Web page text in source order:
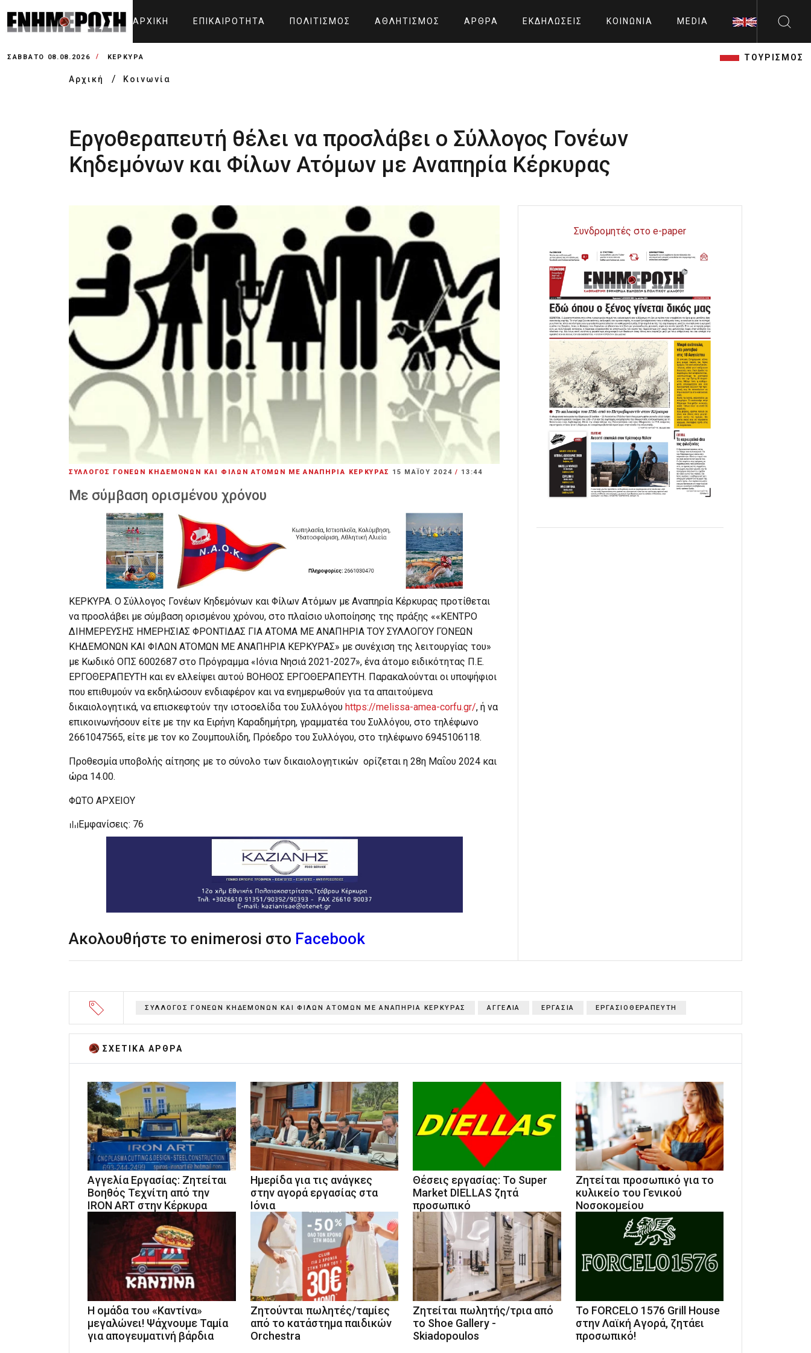
ΑΡΧΙΚΉ ΕΠΙΚΑΙΡΌΤΗΤΑ ΠΟΛΙΤΙΣΜΌΣ ΑΘΛΗΤΙΣΜΌΣ ΆΡΘΡΑ ΕΚΔΗΛΏΣΕΙΣ ΚΟΙΝΩΝΊΑ MEDIA
ΣΆΒΒΑΤΟ 08.08.2026 ΚΕΡΚΥΡΑ ΤΟΥΡΙΣΜΟΣ
Αρχική Κοινωνία
Εργοθεραπευτή θέλει να προσλάβει ο Σύλλογος Γονέων
Κηδεμόνων και Φίλων Ατόμων με Αναπηρία Κέρκυρας
ΣΥΛΛΟΓΟΣ ΓΟΝΕΩΝ ΚΗΔΕΜΟΝΩΝ ΚΑΙ ΦΙΛΩΝ ΑΤΟΜΩΝ ΜΕ ΑΝΑΠΗΡΙΑ ΚΕΡΚΥΡΑΣ 15 ΜΑΪ́ΟΥ 2024 / 13:44
Με σύμβαση ορισμένου χρόνου
ΚΕΡΚΥΡΑ. Ο Σύλλογος Γονέων Κηδεμόνων και Φίλων Ατόμων με Αναπηρία Κέρκυρας προτίθεται
να προσλάβει με σύμβαση ορισμένου χρόνου, στο πλαίσιο υλοποίησης της πράξης ««ΚΕΝΤΡΟ
ΔΙΗΜΕΡΕΥΣΗΣ ΗΜΕΡΗΣΙΑΣ ΦΡΟΝΤΙΔΑΣ ΓΙΑ ΑΤΟΜΑ ΜΕ ΑΝΑΠΗΡΙΑ ΤΟΥ ΣΥΛΛΟΓΟΥ ΓΟΝΕΩΝ
ΚΗΔΕΜΟΝΩΝ ΚΑΙ ΦΙΛΩΝ ΑΤΟΜΩΝ ΜΕ ΑΝΑΠΗΡΙΑ ΚΕΡΚΥΡΑΣ» με συνέχιση της λειτουργίας του»
με Κωδικό ΟΠΣ 6002687 στο Πρόγραμμα «Ιόνια Νησιά 2021-2027», ένα άτομο ειδικότητας Π.Ε.
ΕΡΓΟΘΕΡΑΠΕΥΤΗ και εν ελλείψει αυτού ΒΟΗΘΟΣ ΕΡΓΟΘΕΡΑΠΕΥΤΗ. Παρακαλούνται οι υποψήφιοι
που επιθυμούν να εκδηλώσουν ενδιαφέρον και να ενημερωθούν για τα απαιτούμενα
δικαιολογητικά, να επισκεφτούν την ιστοσελίδα του Συλλόγου https://melissa-amea-corfu.gr/, ή να
επικοινωνήσουν είτε με την κα Ειρήνη Καραδημήτρη, γραμματέα του Συλλόγου, στο τηλέφωνο
2661047565, είτε με τον κο Ζουμπουλίδη, Πρόεδρο του Συλλόγου, στο τηλέφωνο 6945106118.
Προθεσμία υποβολής αίτησης με το σύνολο των δικαιολογητικών ορίζεται η 28η Μαΐου 2024 και
ώρα 14.00.
ΦΩΤΟ ΑΡΧΕΙΟΥ
Εμφανίσεις: 76
Ακολουθήστε το enimerosi στο Facebook
Συνδρομητές στο e-paper
ΣΥΛΛΟΓΟΣ ΓΟΝΕΩΝ ΚΗΔΕΜΟΝΩΝ ΚΑΙ ΦΙΛΩΝ ΑΤΟΜΩΝ ΜΕ ΑΝΑΠΗΡΙΑ ΚΕΡΚΥΡΑΣ ΑΓΓΕΛΙΑ ΕΡΓΑΣΙΑ ΕΡΓΑΣΙΟΘΕΡΑΠΕΥΤΗ
ΣΧΕΤΙΚA AΡΘΡΑ
Αγγελία Εργασίας: Ζητείται
Βοηθός Τεχνίτη από την
IRON ART στην Κέρκυρα
Ημερίδα για τις ανάγκες
στην αγορά εργασίας στα
Ιόνια
Θέσεις εργασίας: Το Super
Market DIELLAS ζητά
προσωπικό
Ζητείται προσωπικό για το
κυλικείο του Γενικού
Νοσοκομείου
Η ομάδα του «Καντίνα»
μεγαλώνει! Ψάχνουμε Ταμία
για απογευματινή βάρδια
Ζητούνται πωλητές/ταμίες
από το κατάστημα παιδικών
Orchestra
Ζητείται πωλητής/τρια από
το Shoe Gallery -
Skiadopoulos
Το FORCELO 1576 Grill House
στην Λαϊκή Αγορά, ζητάει
προσωπικό!